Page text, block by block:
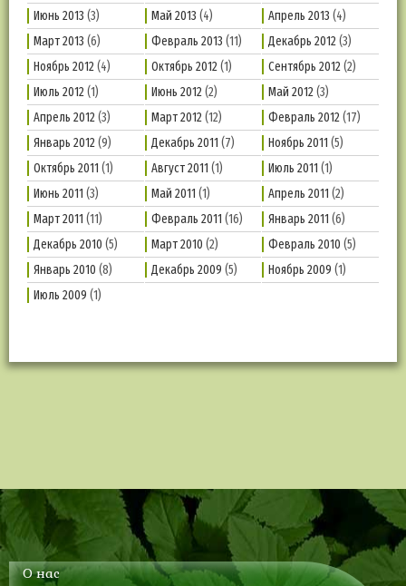
Июнь 2013 (3) Май 2013 (4) Апрель 2013 (4)
Март 2013 (6) Февраль 2013 (11) Декабрь 2012(3)
Ноябрь 2012(4) Октябрь 2012(1) Сентябрь 2012(2)
Июль 2012(1) Июнь 2012(2) Май 2012(3)
Апрель 2012(3) Март 2012(12) Февраль 2012(17)
Январь 2012(9) Декабрь 2011 (7) Ноябрь 2011 (5)
Октябрь 2011 (1) Август 2011 (1) Июль 2011 (1)
Июнь 2011 (3) Май 2011 (1) Апрель 2011 (2)
Март 2011 (11) Февраль 2011 (16) Январь 2011 (6)
Декабрь 2010 (5) Март 2010 (2) Февраль 2010 (5)
Январь 2010 (8) Декабрь 2009 (5) Ноябрь 2009 (1)
Июль 2009 (1)
О нас